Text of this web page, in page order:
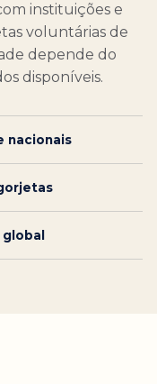
instituições e
voluntárias de
depende do
disponíveis.
nacionais